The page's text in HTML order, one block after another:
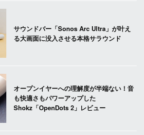
サウンドバー「Sonos Arc Ultra」が叶え
る大画面に没入させる本格サラウンド
オープンイヤーへの理解度が半端ない！音
も快適さもパワーアップした
Shokz「OpenDots 2」レビュー